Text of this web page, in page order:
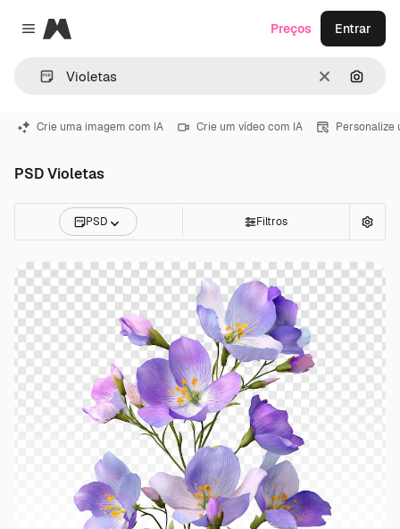
Close menu
Magnific
Limpar
Preços Entrar
Crie uma imagem com IA Crie um vídeo com IA Personalize
PSD Violetas
PSD Filtros